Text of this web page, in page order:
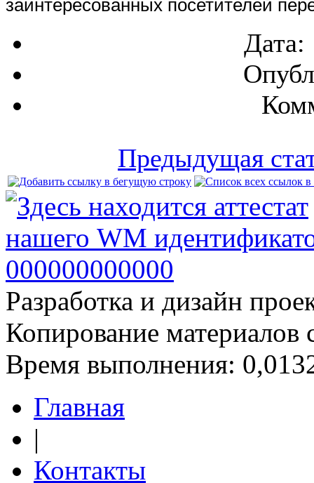
заинтересованных посетителей
Дата:
Предыдущая
Разработка и дизайн
Копирование материалов
Время выполнения:
Главная
|
Контакты